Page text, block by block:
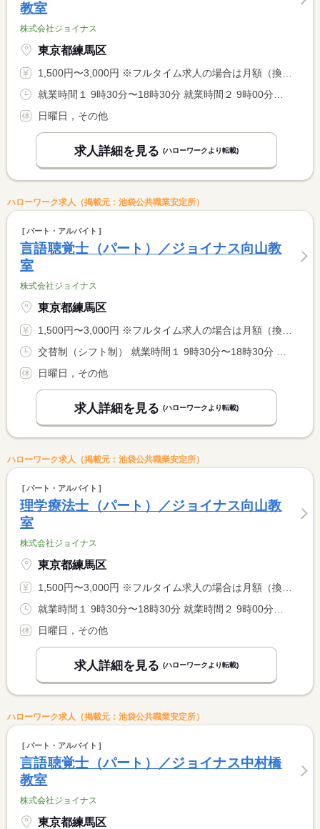
教室
株式会社ジョイナス
東京都練馬区
1,500円〜3,000円 ※フルタイム求人の場合は月額（換算額）、パート求人の場合は時間額を表示しています。
日曜日，その他
求人詳細を見る (ハローワークより転載)
ハローワーク求人（掲載元：池袋公共職業安定所）
パート・アルバイト
言語聴覚士（パート）／ジョイナス向山教
室
株式会社ジョイナス
東京都練馬区
1,500円〜3,000円 ※フルタイム求人の場合は月額（換算額）、パート求人の場合は時間額を表示しています。
日曜日，その他
求人詳細を見る (ハローワークより転載)
ハローワーク求人（掲載元：池袋公共職業安定所）
パート・アルバイト
理学療法士（パート）／ジョイナス向山教
室
株式会社ジョイナス
東京都練馬区
1,500円〜3,000円 ※フルタイム求人の場合は月額（換算額）、パート求人の場合は時間額を表示しています。
日曜日，その他
求人詳細を見る (ハローワークより転載)
ハローワーク求人（掲載元：池袋公共職業安定所）
パート・アルバイト
言語聴覚士（パート）／ジョイナス中村橋
教室
株式会社ジョイナス
東京都練馬区